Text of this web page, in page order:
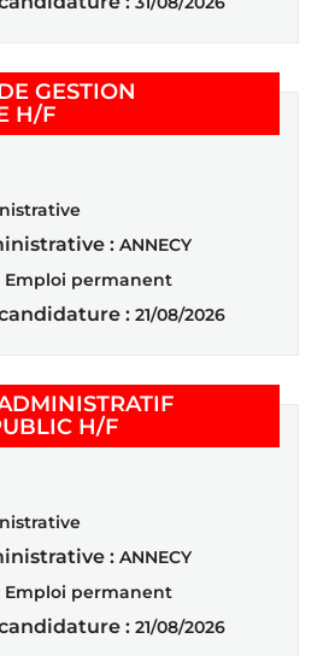
GESTION
H/F(Nouvelle fenêtre)
: ANNECY
Emploi permanent
: 21/08/2026
H/F(Nouvelle fenêtre)
: ANNECY
Emploi permanent
: 21/08/2026